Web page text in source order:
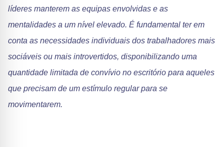
líderes manterem as equipas envolvidas e as
mentalidades a um nível elevado. É fundamental ter em
conta as necessidades individuais dos trabalhadores mais
sociáveis ou mais introvertidos, disponibilizando uma
quantidade limitada de convívio no escritório para aqueles
que precisam de um estímulo regular para se
movimentarem.